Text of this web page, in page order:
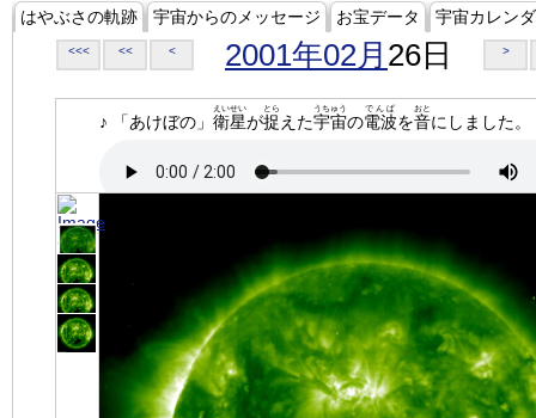
はやぶさの軌跡 宇宙からのメッセージ お宝データ 宇宙カレン
<<< << < 2001年02月 26日 >
♪ 「あけぼの」 衛星
えいせい
が捉
とら
えた宇宙
うちゅう
の電波
でんぱ
を音
おと
にしました。